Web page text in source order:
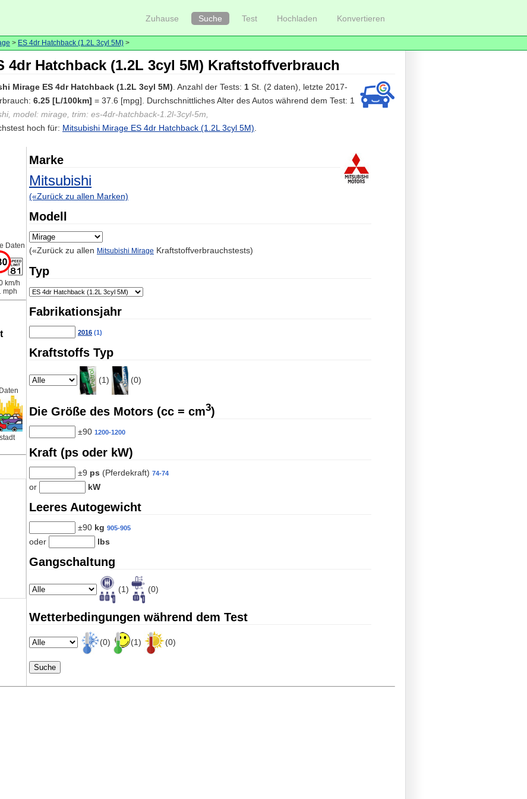
Zuhause Suche Test Hochladen Konvertieren
> ES 4dr Hatchback (1.2L 3cyl 5M) >
4dr Hatchback (1.2L 3cyl 5M) Kraftstoffverbrauch
Mirage ES 4dr Hatchback (1.2L 3cyl 5M) . Anzahl der Tests: 1 St. (2 daten), letzte 2017-
6.25 [L/100km] = 37.6 [mpg]. Durchschnittliches Alter des Autos während dem Test: 1
model: mirage, trim: es-4dr-hatchback-1.2l-3cyl-5m,
hoch für: Mitsubishi Mirage ES 4dr Hatchback (1.2L 3cyl 5M)
Daten
km/h
mph
Marke
Mitsubishi
(«Zurück zu allen Marken)
Modell
(«Zurück zu allen Mitsubishi Mirage Kraftstoffverbrauchstests)
Typ
Fabrikationsjahr
2016 (1)
Kraftstoffs Typ
(1) (0)
Die Größe des Motors (cc = cm3)
±90 1200-1200
Kraft (ps oder kW)
±9 ps (Pferdekraft) 74-74
or kW
Leeres Autogewicht
±90 kg 905-905
oder lbs
Gangschaltung
(1) (0)
Wetterbedingungen während dem Test
(0) (1) (0)